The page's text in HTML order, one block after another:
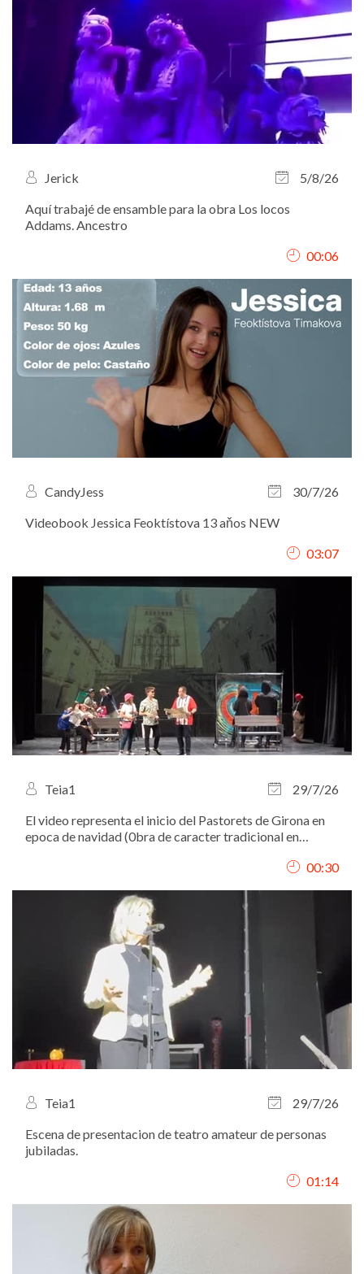
Jerick
5/8/26
Aquí trabajé de ensamble para la obra Los locos
Addams. Ancestro
00:06
CandyJess
30/7/26
Videobook Jessica Feoktístova 13 aňos NEW
03:07
Teia1
29/7/26
El video representa el inicio del Pastorets de Girona en
epoca de navidad (0bra de caracter tradicional en
00:30
Teia1
29/7/26
Escena de presentacion de teatro amateur de personas
jubiladas.
01:14